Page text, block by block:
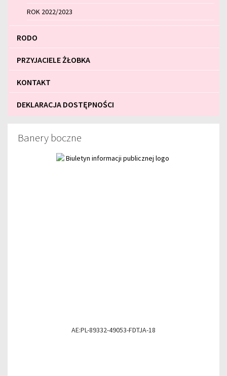
ROK 2022/2023
RODO
PRZYJACIELE ŻŁOBKA
KONTAKT
DEKLARACJA DOSTĘPNOŚCI
Banery boczne
AE:PL-89332-49053-FDTJA-18